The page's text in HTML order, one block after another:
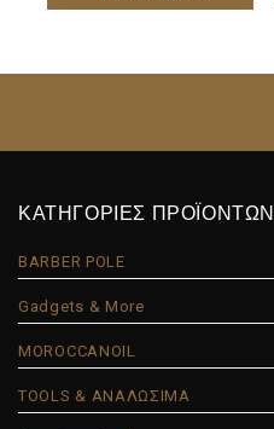
ΚΑΤΗΓΟΡΙΕΣ ΠΡΟΪΟΝΤΩΝ
BARBER POLE
Gadgets & More
MOROCCANOIL
TOOLS & ΑΝΑΛΩΣΙΜΑ